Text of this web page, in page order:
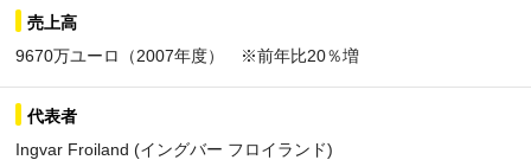
売上高
9670万ユーロ（2007年度） ※前年比20％増
代表者
Ingvar Froiland (イングバー フロイランド)